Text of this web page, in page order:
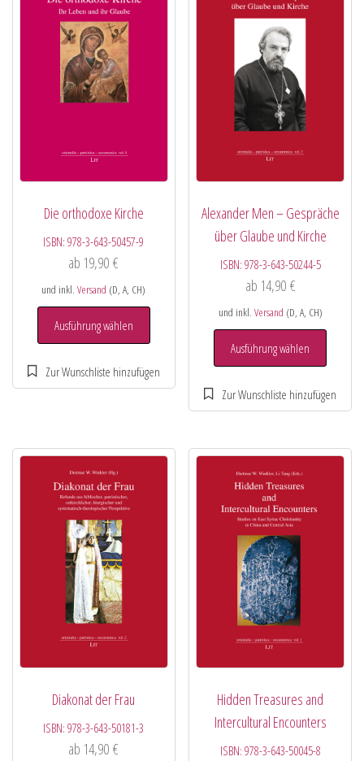
Die orthodoxe Kirche
ISBN:978-3-643-50457-9
ab 19,90€
und inkl.Versand (D, A, CH)
Ausführung wählen
Alexander Men – Gespräche
über Glaube und Kirche
ISBN: 978-3-643-50244-5
ab 14,90 €
und inkl. Versand (D, A, CH)
Ausführung wählen
Diakonat der Frau
ISBN:978-3-643-50181-3
ab 14,90€
Hidden Treasures and
Intercultural Encounters
ISBN: 978-3-643-50045-8